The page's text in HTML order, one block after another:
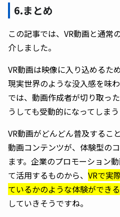
6.まとめ
この記事では、VR動画と通常
介しました。
VR動画は映像に入り込めるた
現実世界のような没入感を味
では、動画作成者が切り取っ
うしても受動的になってしま
VR動画がどんどん普及するこ
動画コンテンツが、体験型の
ます。企業のプロモーション
て活用するものから、 VRで実
ているかのような体験ができる
していきそうですね。